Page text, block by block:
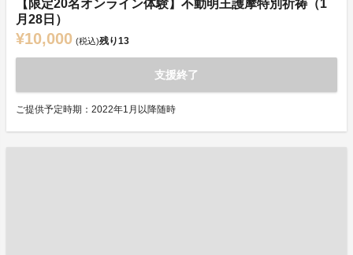
【限定20名オンライン体験】不動明王護摩特別祈祷（1
月28日）
¥10,000 (税込)残り13
支援終了
ご提供予定時期：2022年1月以降随時